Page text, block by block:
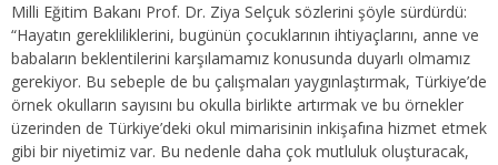
Milli Eğitim Bakanı Prof. Dr. Ziya Selçuk sözlerini şöyle sürdürdü:
“Hayatın gerekliliklerini, bugünün çocuklarının ihtiyaçlarını, anne ve
babaların beklentilerini karşılamamız konusunda duyarlı olmamız
gerekiyor. Bu sebeple de bu çalışmaları yaygınlaştırmak, Türkiye’de
örnek okulların sayısını bu okulla birlikte artırmak ve bu örnekler
üzerinden de Türkiye’deki okul mimarisinin inkişafına hizmet etmek
gibi bir niyetimiz var. Bu nedenle daha çok mutluluk oluşturacak,